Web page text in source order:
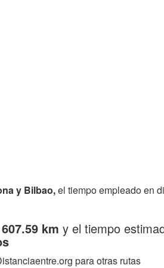
y Bilbao,el tiempo empleado en
607.59 km y el tiempo
para otras rutas